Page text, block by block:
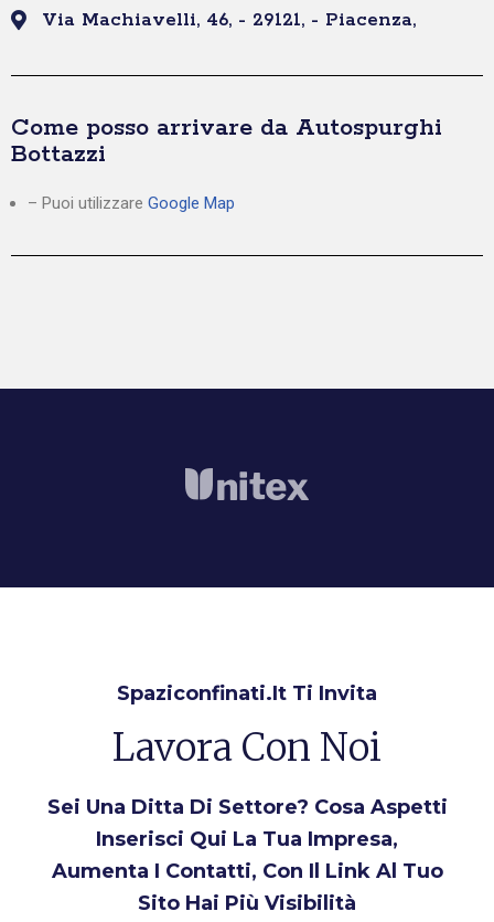
Via Machiavelli, 46, - 29121, - Piacenza,
Come posso arrivare da Autospurghi
Bottazzi
– Puoi utilizzare Google Map
Spaziconfinati.it Ti Invita
Lavora Con Noi
Sei Una Ditta Di Settore? Cosa Aspetti
Inserisci Qui La Tua Impresa,
Aumenta I Contatti, Con Il Link Al Tuo
Sito Hai Più Visibilità